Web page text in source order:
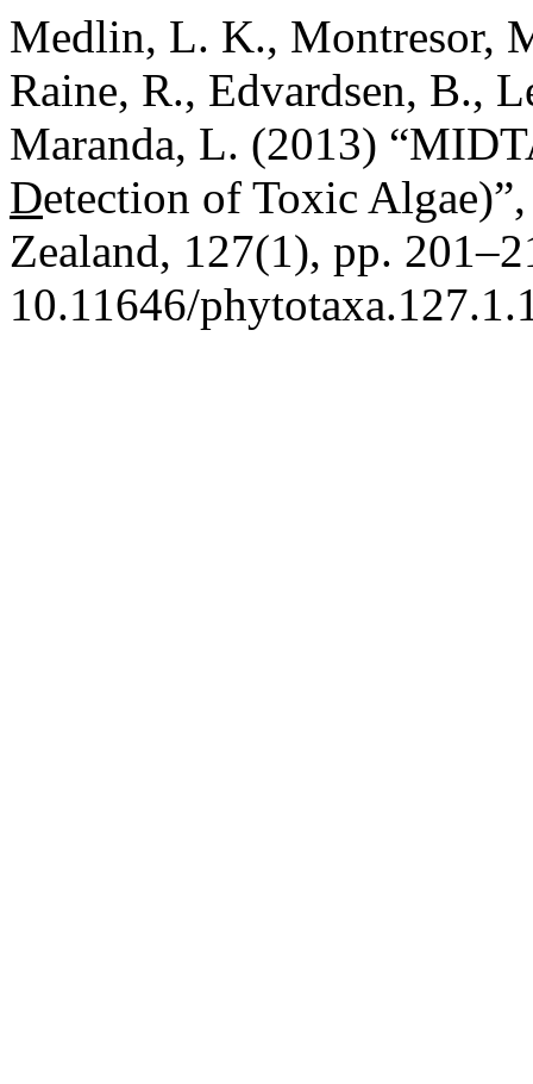
Medlin, L. K., Montresor,
Raine, R., Edvardsen, B.,
Maranda, L. (2013)
Detection of Toxic Al
Zealand, 127(1), pp.
10.11646/